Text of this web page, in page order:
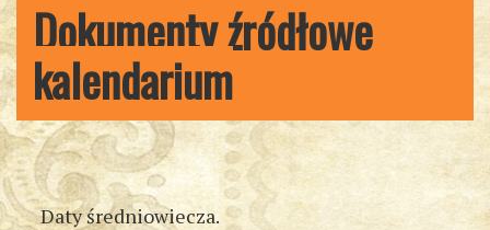
Dokumenty źródłowe
kalendarium
Daty średniowiecza.